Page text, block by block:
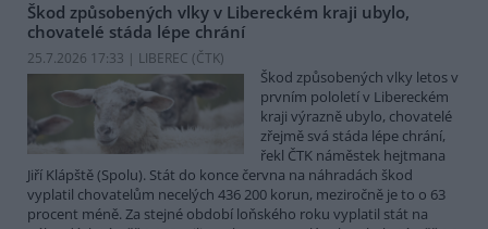
Škod způsobených vlky v Libereckém kraji ubylo,
chovatelé stáda lépe chrání
25.7.2026 17:33 | LIBEREC (ČTK)
Škod způsobených vlky letos v
prvním pololetí v Libereckém
kraji výrazně ubylo, chovatelé
zřejmě svá stáda lépe chrání,
řekl ČTK náměstek hejtmana
Jiří Klápště (Spolu). Stát do konce června na náhradách škod
vyplatil chovatelům necelých 436 200 korun, meziročně je to o 63
procent méně. Za stejné období loňského roku vyplatil stát na